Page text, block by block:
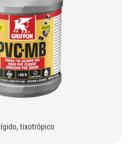
tixotrópico